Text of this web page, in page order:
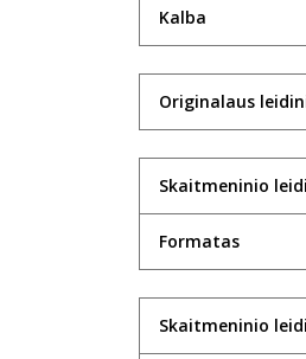
Jūratė
Violeta
Rima
UAB
Robertas
Kalba
Originalaus
Skaitmeninio
Formatas
Skaitmeninio